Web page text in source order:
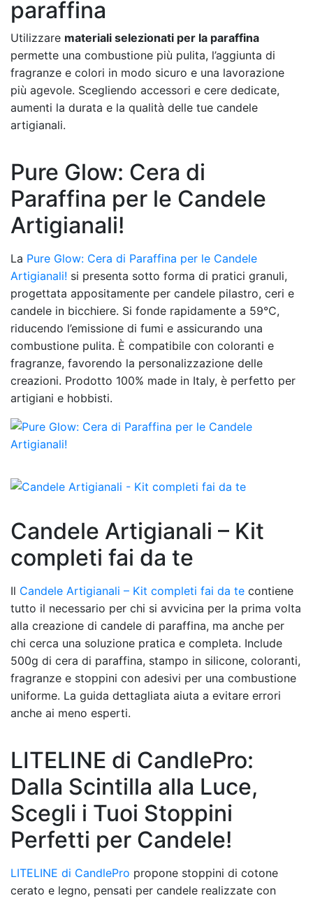
paraffina
Utilizzare materiali selezionati per la paraffina
permette una combustione più pulita, l’aggiunta di
fragranze e colori in modo sicuro e una lavorazione
più agevole. Scegliendo accessori e cere dedicate,
aumenti la durata e la qualità delle tue candele
artigianali.
Pure Glow: Cera di
Paraffina per le Candele
Artigianali!
La Pure Glow: Cera di Paraffina per le Candele
Artigianali! si presenta sotto forma di pratici granuli,
progettata appositamente per candele pilastro, ceri e
candele in bicchiere. Si fonde rapidamente a 59°C,
riducendo l’emissione di fumi e assicurando una
combustione pulita. È compatibile con coloranti e
fragranze, favorendo la personalizzazione delle
creazioni. Prodotto 100% made in Italy, è perfetto per
artigiani e hobbisti.
Candele Artigianali – Kit
completi fai da te
Il Candele Artigianali – Kit completi fai da te contiene
tutto il necessario per chi si avvicina per la prima volta
alla creazione di candele di paraffina, ma anche per
chi cerca una soluzione pratica e completa. Include
500g di cera di paraffina, stampo in silicone, coloranti,
fragranze e stoppini con adesivi per una combustione
uniforme. La guida dettagliata aiuta a evitare errori
anche ai meno esperti.
LITELINE di CandlePro:
Dalla Scintilla alla Luce,
Scegli i Tuoi Stoppini
Perfetti per Candele!
LITELINE di CandlePro propone stoppini di cotone
cerato e legno, pensati per candele realizzate con